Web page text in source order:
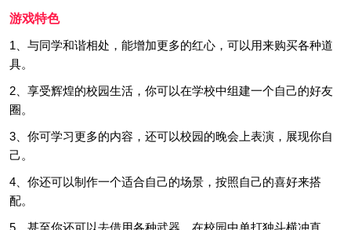
游戏特色
1、与同学和谐相处，能增加更多的红心，可以用来购买各种道
具。
2、享受辉煌的校园生活，你可以在学校中组建一个自己的好友
圈。
3、你可学习更多的内容，还可以校园的晚会上表演，展现你自
己。
4、你还可以制作一个适合自己的场景，按照自己的喜好来搭
配。